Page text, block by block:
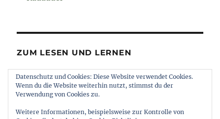
ZUM LESEN UND LERNEN
Euroncap
Tong
Datenschutz und Cookies: Diese Website verwendet Cookies.
Wenn du die Website weiterhin nutzt, stimmst du der
Verwendung von Cookies zu.
Weitere Informationen, beispielsweise zur Kontrolle von